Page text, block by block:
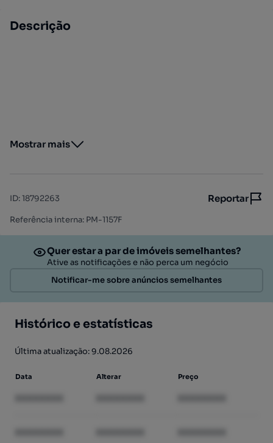
Descrição
Mostrar mais
ID:18792263 Reportar
Referência interna: PM-1157F
Quer estar a par de imóveis semelhantes?
Ative as notificações e não perca um negócio
Notificar-me sobre anúncios semelhantes
Histórico e estatísticas
Última atualização: 9.08.2026
Data Alterar Preço